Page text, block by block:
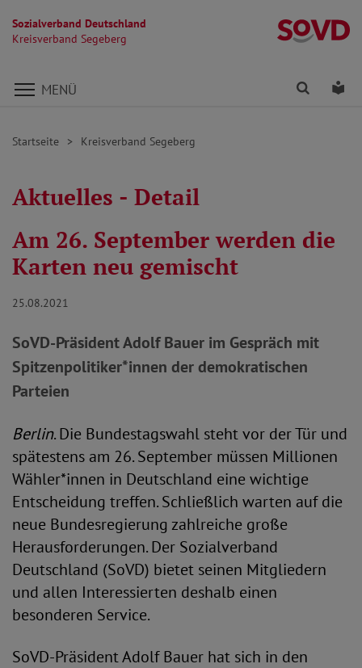
Sozialverband Deutschland
Kreisverband Segeberg
Direkt zu den Inhalten springen
MENÜ Finden
Startseite Kreisverband Segeberg
Aktuelles - Detail
Am 26. September werden die
Karten neu gemischt
25.08.2021
SoVD-Präsident Adolf Bauer im Gespräch mit
Spitzenpolitiker*innen der demokratischen
Parteien
Berlin. Die Bundestagswahl steht vor der Tür und
spätestens am 26. September müssen Millionen
Wähler*innen in Deutschland eine wichtige
Entscheidung treffen. Schließlich warten auf die
neue Bundesregierung zahlreiche große
Herausforderungen. Der Sozialverband
Deutschland (SoVD) bietet seinen Mitgliedern
und allen Interessierten deshalb einen
besonderen Service.
SoVD-Präsident Adolf Bauer hat sich in den